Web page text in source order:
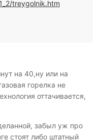
treygolnik.htm
на 40,ну или на
горелка не
оттачивается,
забыл уж про
стоят либо штатный